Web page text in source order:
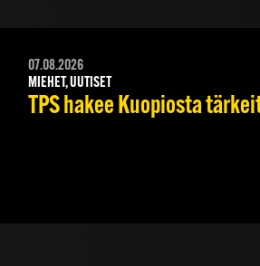
07.08.2026
MIEHET, UUTISET
TPS hakee Kuopiosta